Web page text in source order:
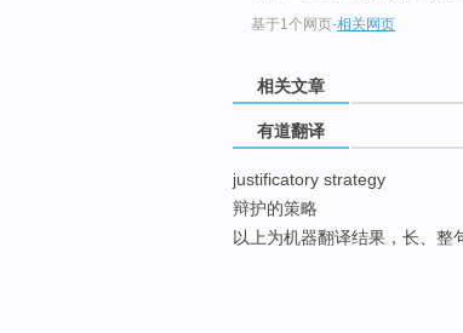
基于1个网页-相关网页
相关文章
有道翻译
justificatory strategy
辩护的策略
以上为机器翻译结果，长、整